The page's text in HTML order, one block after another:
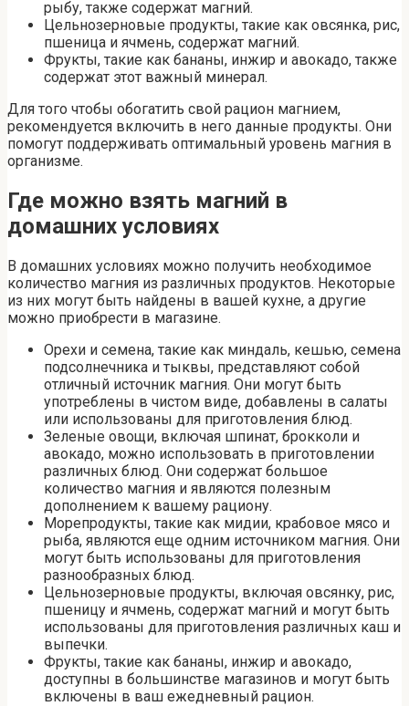
рыбу, также содержат магний.
Цельнозерновые продукты, такие как овсянка, рис,
пшеница и ячмень, содержат магний.
Фрукты, такие как бананы, инжир и авокадо, также
содержат этот важный минерал.
Для того чтобы обогатить свой рацион магнием,
рекомендуется включить в него данные продукты. Они
помогут поддерживать оптимальный уровень магния в
организме.
Где можно взять магний в
домашних условиях
В домашних условиях можно получить необходимое
количество магния из различных продуктов. Некоторые
из них могут быть найдены в вашей кухне, а другие
можно приобрести в магазине.
Орехи и семена, такие как миндаль, кешью, семена
подсолнечника и тыквы, представляют собой
отличный источник магния. Они могут быть
употреблены в чистом виде, добавлены в салаты
или использованы для приготовления блюд.
Зеленые овощи, включая шпинат, брокколи и
авокадо, можно использовать в приготовлении
различных блюд. Они содержат большое
количество магния и являются полезным
дополнением к вашему рациону.
Морепродукты, такие как мидии, крабовое мясо и
рыба, являются еще одним источником магния. Они
могут быть использованы для приготовления
разнообразных блюд.
Цельнозерновые продукты, включая овсянку, рис,
пшеницу и ячмень, содержат магний и могут быть
использованы для приготовления различных каш и
выпечки.
Фрукты, такие как бананы, инжир и авокадо,
доступны в большинстве магазинов и могут быть
включены в ваш ежедневный рацион.